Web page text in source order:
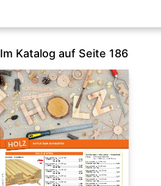
Im Katalog auf Seite 186